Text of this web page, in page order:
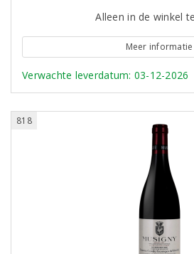
Alleen in de winkel
Meer informatie
Verwachte leverdatum: 03-12-2026
818